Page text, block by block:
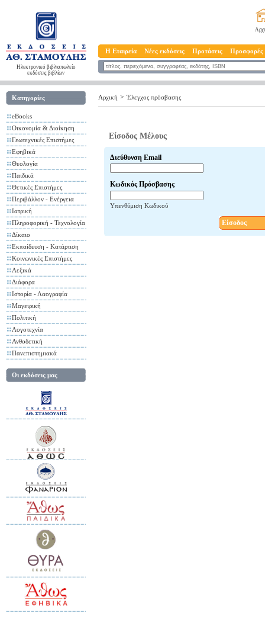
Ηλεκτρονικό βιβλιοπωλείο
εκδόσεις βιβλίων
Η Εταιρεία Νέες εκδόσεις Προτάσεις Προσφορές
Κατηγορίες
eBooks
Οικονομία & Διοίκηση
Γεωτεχνικές Επιστήμες
Εφηβικά
Θεολογία
Παιδικά
Θετικές Επιστήμες
Περιβάλλον - Ενέργεια
Ιατρική
Πληροφορική - Τεχνολογία
Δίκαιο
Εκπαίδευση - Κατάρτιση
Κοινωνικές Επιστήμες
Λεξικά
Διάφορα
Ιστορία - Λαογραφία
Μαγειρική
Πολιτική
Λογοτεχνία
Ανθοδετική
Πανεπιστημιακά
Οι εκδόσεις μας
Αρχική > Έλεγχος πρόσβασης
Είσοδος Μέλους
Διεύθυνση Email
Κωδικός Πρόσβασης
Υπενθύμιση Κωδικού
Είσοδος